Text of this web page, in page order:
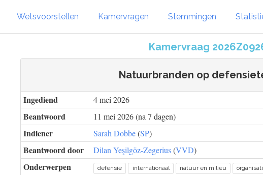
Wetsvoorstellen Kamervragen Stemmingen
Kamervraag
Natuurbranden op
Ingediend 4 mei 2026
Beantwoord 11 mei 2026 (na 7 dagen)
Indiener Sarah Dobbe(SP)
Beantwoord door Dilan Yeşilgöz-Zegerius(VVD)
Onderwerpen defensie internationaal natuur en milieu